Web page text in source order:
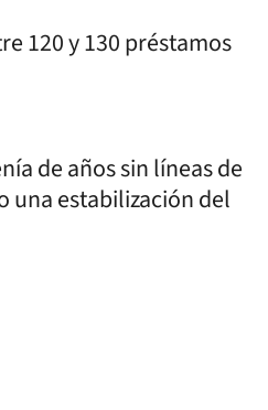
120 y 130 préstamos
de años sin líneas de
una estabilización del